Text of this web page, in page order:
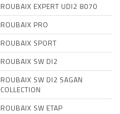
ROUBAIX EXPERT UDI2 8070
ROUBAIX PRO
ROUBAIX SPORT
ROUBAIX SW DI2
ROUBAIX SW DI2 SAGAN
COLLECTION
ROUBAIX SW ETAP